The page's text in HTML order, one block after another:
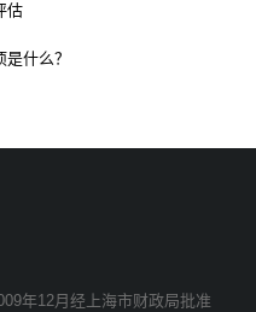
估
什么？
年12月经上海市财政局批准